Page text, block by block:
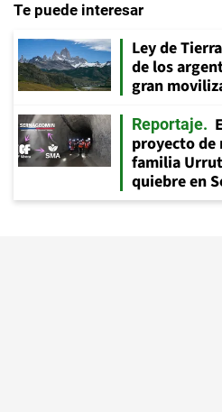
Te puede interesar
Ley de
de los
gran
Reportaje
proyecto de
familia
quiebre en